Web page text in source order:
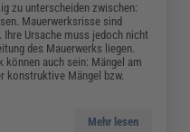
zu unterscheiden zwischen:
Mauerwerksrisse sind
Ursache muss jedoch nicht
des Mauerwerks liegen.
können auch sein: Mängel am
konstruktive Mängel bzw.
Mehr lesen